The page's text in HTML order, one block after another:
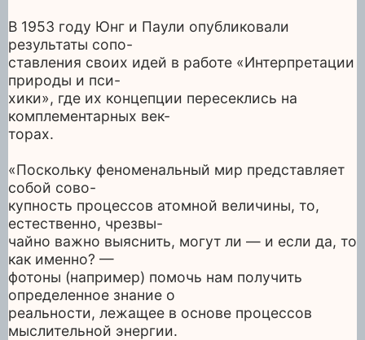
В 1953 году Юнг и Паули опубликовали
результаты сопо-
ставления своих идей в работе «Интерпретации
природы и пси-
хики», где их концепции пересеклись на
комплементарных век-
торах.
«Поскольку феноменальный мир представляет
собой сово-
купность процессов атомной величины, то,
естественно, чрезвы-
чайно важно выяснить, могут ли — и если да, то
как именно? —
фотоны (например) помочь нам получить
определенное знание о
реальности, лежащее в основе процессов
мыслительной энергии.